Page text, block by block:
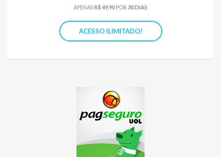
APENASR$ 49,90 POR 30 DIAS
ACESSO ILIMITADO!